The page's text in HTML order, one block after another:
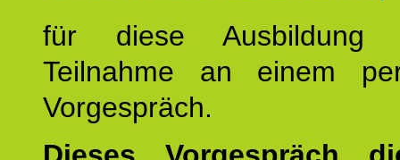
für diese
Teilnahme an einem
Vorgespräch.